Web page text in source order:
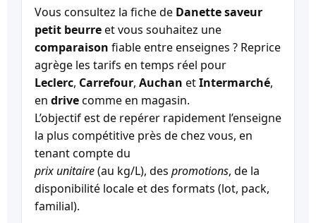
Vous consultez la fiche de Danette saveur
petit beurreet vous souhaitez une
comparaison fiable entre enseignes ? Reprice
agrège les tarifs en temps réel pour
Leclerc, Carrefour, Auchan etIntermarché,
en drivecomme en magasin.
L’objectif est de repérer rapidement l’enseigne
la plus compétitive près de chez vous, en
tenant compte du
prix unitaire(au kg/L), des promotions, de la
disponibilité locale et des formats (lot, pack,
familial).